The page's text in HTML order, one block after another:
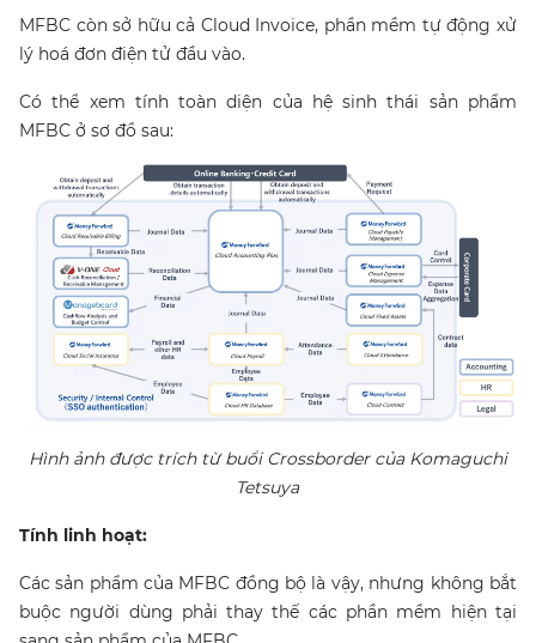
MFBC còn sở hữu cả Cloud Invoice, phần mềm tự động xử
lý hoá đơn điện tử đầu vào.
Có thể xem tính toàn diện của hệ sinh thái sản phẩm
MFBC ở sơ đồ sau:
Hình ảnh được trích từ buổi Crossborder của Komaguchi
Tetsuya
Tính linh hoạt:
Các sản phẩm của MFBC đồng bộ là vậy, nhưng không bắt
buộc người dùng phải thay thế các phần mềm hiện tại